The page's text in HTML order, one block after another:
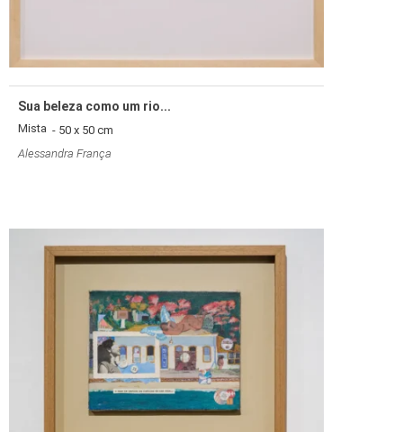
Sua beleza como um rio...
Mista - 50 x 50 cm
Alessandra França